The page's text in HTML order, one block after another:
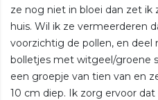
ze nog niet in bloei dan zet ik
huis. Wil ik ze vermeerderen
voorzichtig de pollen, en
bolletjes met witgeel/groene
een groepje van tien van en
10 cm diep. Ik zorg ervoor dat